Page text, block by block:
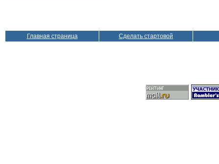
Главная страница Сделать стартовой